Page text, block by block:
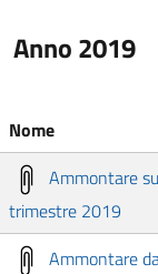
Anno 2019
Nome
Ammontare
trimestre 2019
Ammontare